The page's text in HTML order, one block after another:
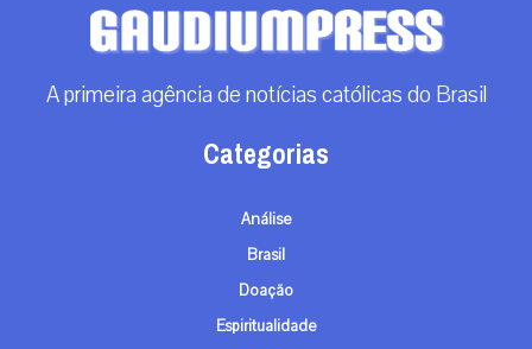
A primeira agência de notícias católicas do Brasil
Categorias
Análise
Brasil
Doação
Espiritualidade